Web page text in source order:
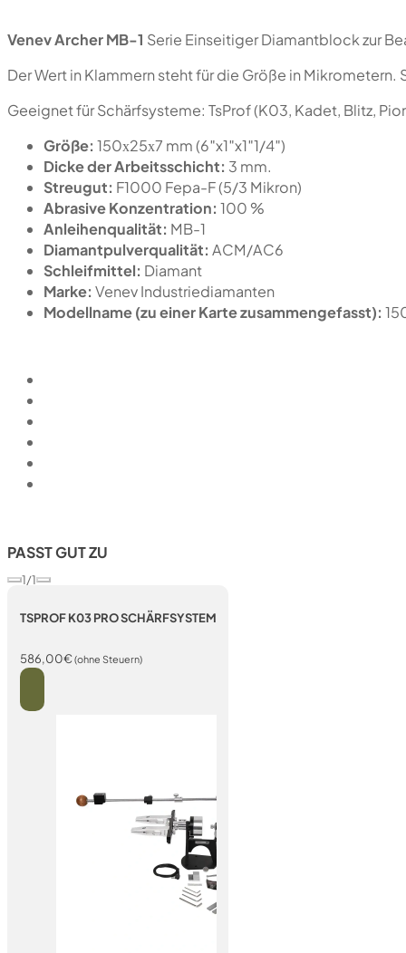
Venev Archer MB-1 Serie Einseitiger Diamantblock zur
Der Wert in Klammern steht für die Größe in
Geeignet für Schärfsysteme: TsProf (K03, Kadet, Blitz,
Größe: 150х25х7 mm (6″x1″x1″1/4″)
Dicke der Arbeitsschicht: 3 mm.
Streugut: F1000 Fepa-F (5/3 Mikron)
Abrasive Konzentration: 100 %
Anleihenqualität: MB-1
Diamantpulverqualität: ACM/AC6
Schleifmittel: Diamant
Marke: Venev Industriediamanten
Modellname (zu einer Karte zusammengefasst):
PASST GUT ZU
1/1
TSPROF K03 PRO SCHÄRFSYSTEM
586,00€(ohne Steuern)